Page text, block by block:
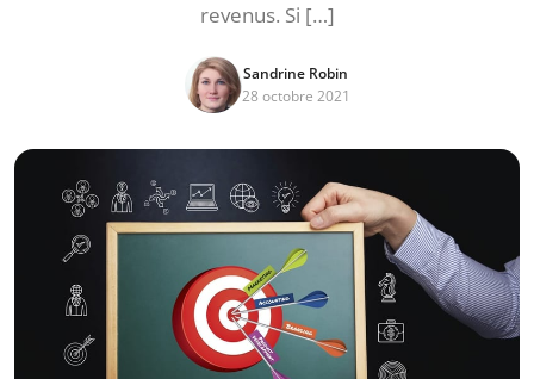
revenus. Si […]
Sandrine Robin
28 octobre 2021